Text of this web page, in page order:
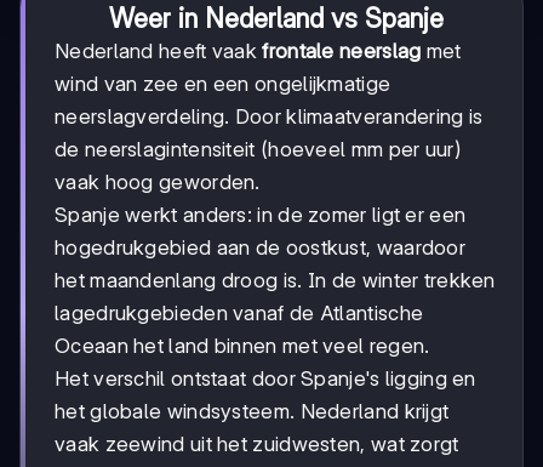
Weer in Nederland vs Spanje
Nederland heeft vaakfrontale neerslag met
wind van zee en een ongelijkmatige
neerslagverdeling. Door klimaatverandering is
de neerslagintensiteit (hoeveel mm per uur)
vaak hoog geworden.
Spanje werkt anders: in de zomer ligt er een
hogedrukgebied aan de oostkust, waardoor
het maandenlang droog is. In de winter trekken
lagedrukgebieden vanaf de Atlantische
Oceaan het land binnen met veel regen.
Het verschil ontstaat door Spanje's ligging en
het globale windsysteem. Nederland krijgt
vaak zeewind uit het zuidwesten, wat zorgt